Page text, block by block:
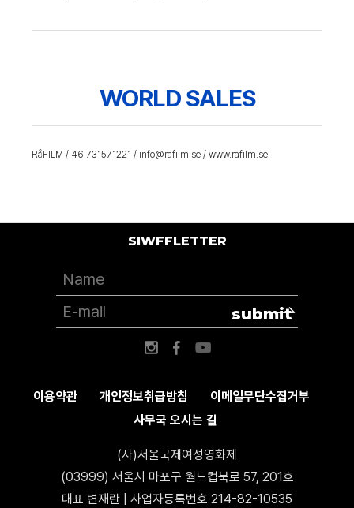
WORLD SALES
RåFILM / 46 731571221 / info@rafilm.se / www.rafilm.se
이용약관 개인정보취급방침
이메일무단수집거부
사무국 오시는 길
(사)서울국제여성영화제
(03999) 서울시 마포구 월드컵북로 57, 201호
대표 변재란 | 사업자등록번호 214-82-10535
SIWFFLETTER
submit